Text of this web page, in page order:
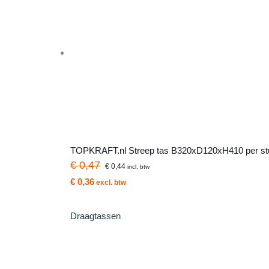
TOPKRAFT.nl Streep tas B320xD120xH410 per
€ 0,47 € 0,44incl. btw
€ 0,36 excl. btw
Draagtassen